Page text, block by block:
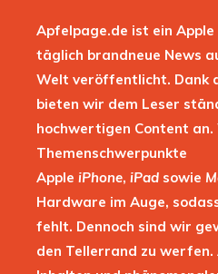
Apfelpage.de ist ein
täglich brandneue News
Welt veröffentlicht. Dank
bieten wir dem Leser
hochwertigen Content
Themenschwerpunkte
Apple iPhone, iPad sowie
Hardware im Auge,
fehlt. Dennoch sind wir
den Tellerrand zu werfen.